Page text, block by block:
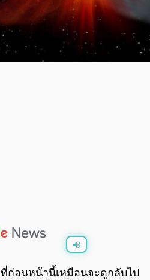
0:00
ที่ก่อนหน้านี้เหมือนจะดูกลับไป